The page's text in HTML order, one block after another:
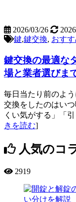
2026/03/26
鍵,鍵交換, おす
鍵交換の最適な
場と業者選びま
毎日当たり前のよ
交換をしたのはい
くい気がする」「
きを読む]
人気のコ
2919